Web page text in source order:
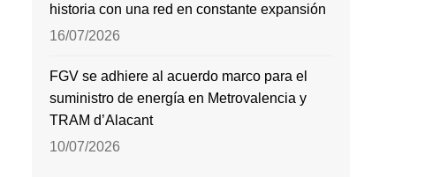
historia con una red en constante expansión
16/07/2026
FGV se adhiere al acuerdo marco para el
suministro de energía en Metrovalencia y
TRAM d’Alacant
10/07/2026